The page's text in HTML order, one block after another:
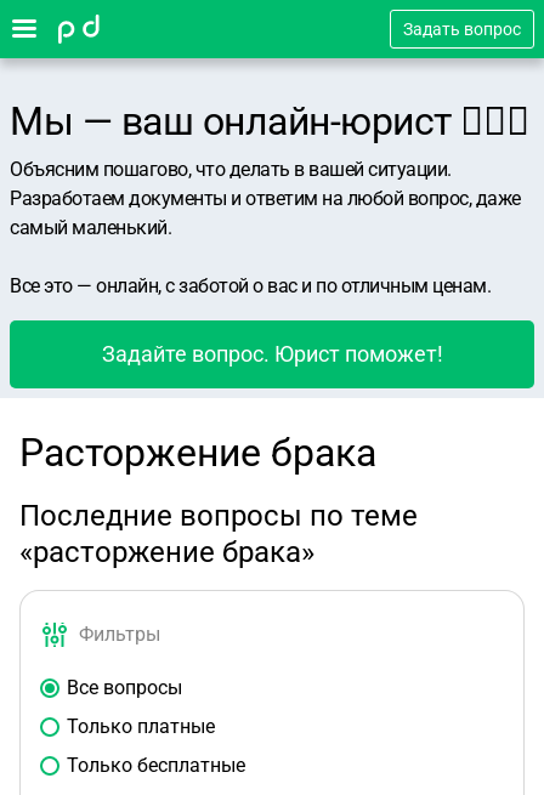
Задать вопрос
Мы — ваш онлайн-юрист 👨🏻‍⚖️
Объясним пошагово, что делать в вашей ситуации.
Разработаем документы и ответим на любой вопрос, даже
самый маленький.
Все это — онлайн, с заботой о вас и по отличным ценам.
Задайте вопрос. Юрист поможет!
Расторжение брака
Последние вопросы по теме
«расторжение брака»
Фильтры
Все вопросы
Только платные
Только бесплатные